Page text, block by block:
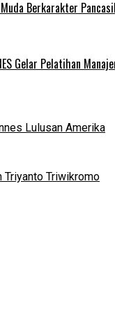
Berkarakter
Gelar Pelatihan
Lulusan Amerika
Triyanto Triwikromo